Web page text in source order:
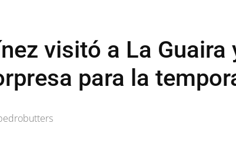
visitó a La Guaira
para la